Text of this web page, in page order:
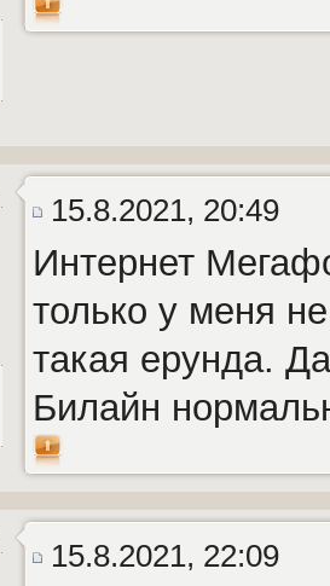
15.8.2021, 20:49
Интернет
только у меня
такая ерунда.
Билайн
15.8.2021, 22:09